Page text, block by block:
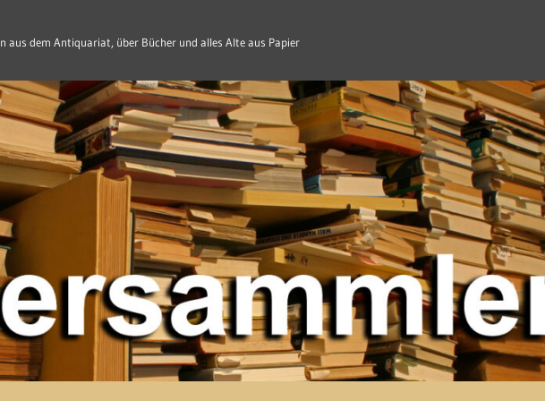
aus dem Antiquariat, über Bücher und alles Alte aus Papier